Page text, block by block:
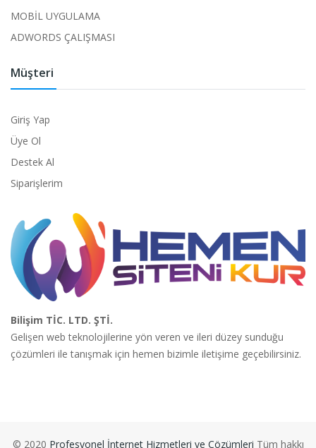
MOBİL UYGULAMA
ADWORDS ÇALIŞMASI
Müşteri
Giriş Yap
Üye Ol
Destek Al
Siparişlerim
Bilişim TİC. LTD. ŞTİ.
Gelişen web teknolojilerine yön veren ve ileri düzey sunduğu
çözümleri ile tanışmak için hemen bizimle iletişime geçebilirsiniz.
© 2020 Profesyonel İnternet Hizmetleri ve Çözümleri Tüm hakkı